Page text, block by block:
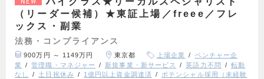
（リーダー候補）★東証上場／freee／フレ
ックス・副業
法務・コンプライアンス
900万円 ～ 1149万円 東京都 上場企業
ベンチャー企
業
管理職・マネジャー 新規事業・新サービス 英語力不問
転勤
なし
土日祝休み 1億円以上資金調達済
ポテンシャル採用（未経験